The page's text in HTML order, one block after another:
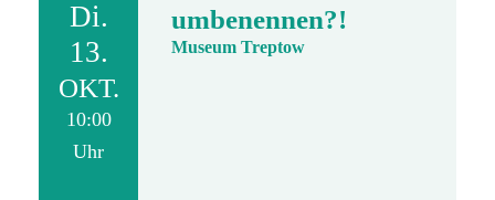
Di.
13.
OKT.
10:00
Uhr
umbenennen?!
Museum Treptow